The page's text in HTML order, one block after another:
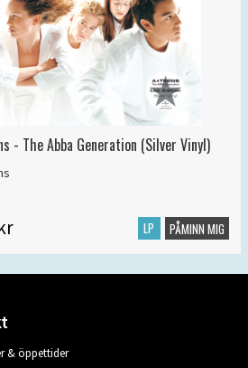
- The Abba Generation (Silver Vinyl)
LP PÅMINN MIG
& öppettider